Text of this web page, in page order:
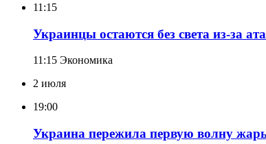
11:15
Украинцы остаются без света из-за
11:15 Экономика
2 июля
19:00
Украина пережила первую волну